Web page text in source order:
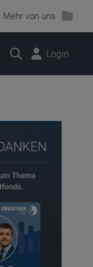
Mehr von uns
Suche Login